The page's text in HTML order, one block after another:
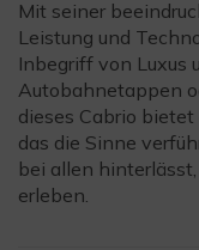
Mit seiner
Leistung und
Inbegriff von Luxus
Autobahnetappen
dieses Cabrio
das die Sinne
bei allen
erleben.